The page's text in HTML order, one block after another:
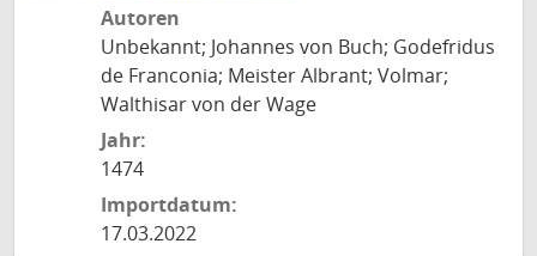
Autoren
Unbekannt; Johannes von Buch; Godefridus
de Franconia; Meister Albrant; Volmar;
Walthisar von der Wage
Jahr:
1474
Importdatum:
17.03.2022